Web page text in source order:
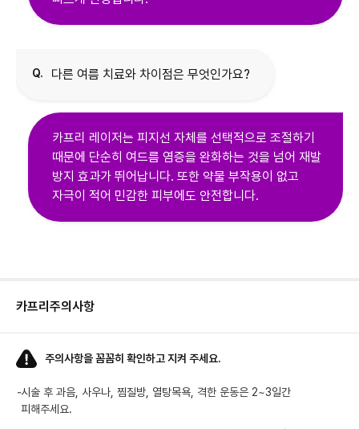
Q. 다른 여름 치료와 차이점은 무엇인가요?
카프리 레이저는 피지선 자체를 선택적으로 조절하기
때문에 단순히 여드름 염증을 완화하는 것을 넘어 재발
방지 효과가 뛰어납니다. 또한 약물 부작용이 없고
자극이 적어 민감한 피부에도 안전합니다.
카프리 주의사항
주의사항을 꼼꼼히 확인하고 지켜 주세요.
-시술 후 과음, 사우나, 찜질방, 열탕목욕, 격한 운동은 2~3일간
피해주세요.